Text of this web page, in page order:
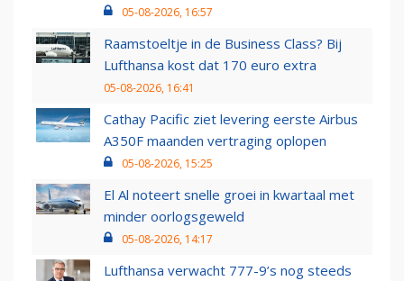
05-08-2026, 16:57
Raamstoeltje in de Business Class? Bij
Lufthansa kost dat 170 euro extra
05-08-2026, 16:41
Cathay Pacific ziet levering eerste Airbus
A350F maanden vertraging oplopen
05-08-2026, 15:25
El Al noteert snelle groei in kwartaal met
minder oorlogsgeweld
05-08-2026, 14:17
Lufthansa verwacht 777-9’s nog steeds